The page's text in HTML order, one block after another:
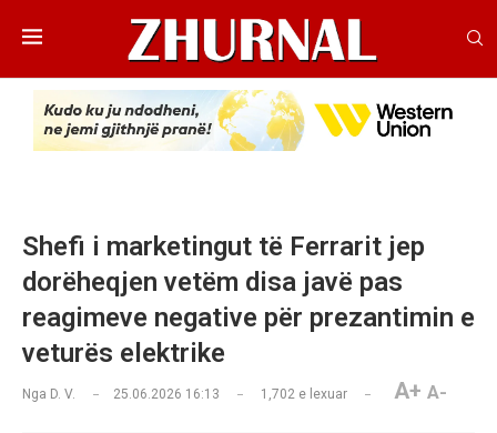
Shefi i marketingut të Ferrarit jep
dorëheqjen vetëm disa javë pas
reagimeve negative për prezantimin e
veturës elektrike
Nga D. V. 25.06.2026 16:13 1,702 e lexuar A+ A-